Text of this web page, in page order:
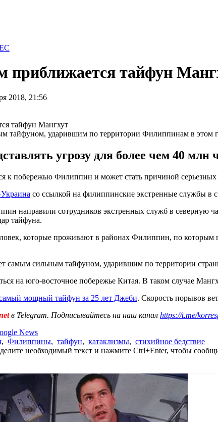
тайфун
2018, 21:56
тайфуном, ударившим по территории Филиппинам в этом
угрозу для более чем 40 млн
к побережью Филиппин и может стать причиной
со ссылкой на филиппинские экстренные службы в
направили сотрудников экстренных служб в северную
тайфуна.
которые проживают в районах Филиппин, по которым
самым сильным тайфуном, ударившим по территории
на юго-восточное побережье Китая. В таком случае
мощный тайфун за 25 лет Джеби. Скорость порывов
в Telegram. Подписывайтесь на наш канал https://t.me/
News
, Филиппины, тайфун, катаклизмы, стихийное бедствие
необходимый текст и нажмите Ctrl+Enter, чтобы